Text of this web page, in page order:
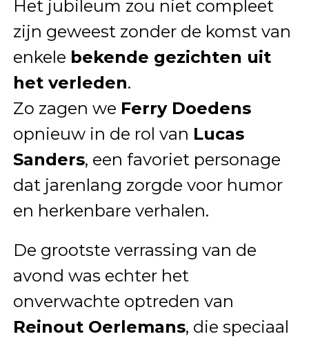
Het jubileum zou niet compleet
zijn geweest zonder de komst van
enkele bekende gezichten uit
het verleden.
Zo zagen we Ferry Doedens
opnieuw in de rol van Lucas
Sanders, een favoriet personage
dat jarenlang zorgde voor humor
en herkenbare verhalen.
De grootste verrassing van de
avond was echter het
onverwachte optreden van
Reinout Oerlemans, die speciaal